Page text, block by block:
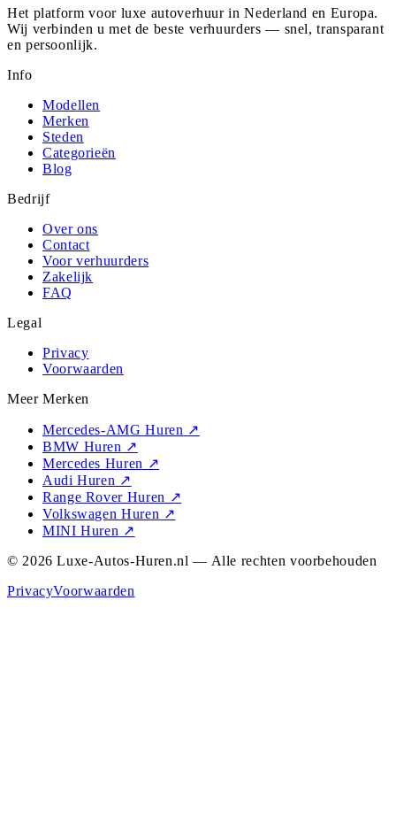
Het platform voor luxe autoverhuur in Nederland en Europa.
Wij verbinden u met de beste verhuurders — snel, transparant
en persoonlijk.
Info
Modellen
Merken
Steden
Categorieën
Blog
Bedrijf
Over ons
Contact
Voor verhuurders
Zakelijk
FAQ
Legal
Privacy
Voorwaarden
Meer Merken
Mercedes-AMG Huren ↗
BMW Huren ↗
Mercedes Huren ↗
Audi Huren ↗
Range Rover Huren ↗
Volkswagen Huren ↗
MINI Huren ↗
© 2026 Luxe-Autos-Huren.nl — Alle rechten voorbehouden
PrivacyVoorwaarden